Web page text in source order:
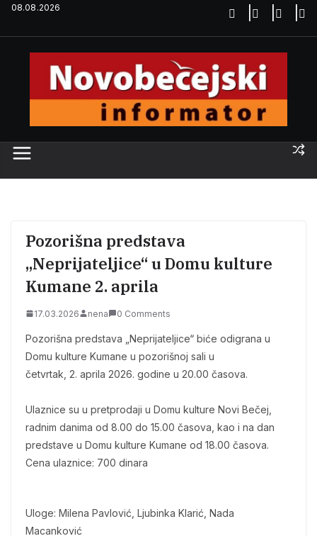
Skip08.08.2026
Pozorišna predstava
„Neprijateljice“ u Domu kulture
Kumane 2. aprila
17.03.2026 nena 0 Comments
Pozorišna predstava „Neprijateljice“ biće odigrana u
Domu kulture Kumane u pozorišnoj sali u
četvrtak, 2. aprila 2026. godine u 20.00 časova.
Ulaznice su u pretprodaji u Domu kulture Novi Bečej,
radnim danima od 8.00 do 15.00 časova, kao i na dan
predstave u Domu kulture Kumane od 18.00 časova.
Cena ulaznice: 700 dinara
Uloge: Milena Pavlović, Ljubinka Klarić, Nada
Macanković